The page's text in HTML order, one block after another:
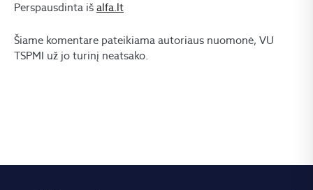
Perspausdinta iš alfa.lt
Šiame komentare pateikiama autoriaus nuomonė, VU
TSPMI už jo turinį neatsako.